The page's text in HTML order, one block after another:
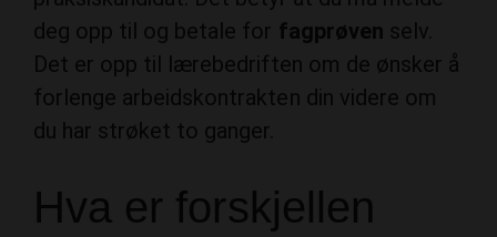
Det er opp til lærebedriften om de ønsker å
forlenge arbeidskontrakten din videre om
du har strøket to ganger.
Hva er forskjellen
mellom fagbrev og